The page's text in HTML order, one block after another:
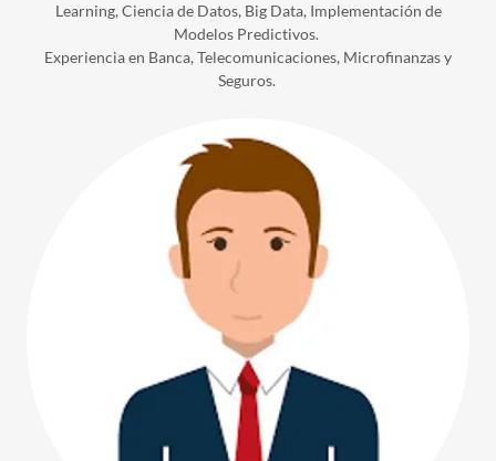
Learning, Ciencia de Datos, Big Data, Implementación de
Modelos Predictivos.
Experiencia en Banca, Telecomunicaciones, Microfinanzas y
Seguros.